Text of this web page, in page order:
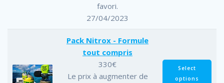
favori.
27/04/2023
Pack Nitrox - Formule
tout compris
330€
Le prix à augmenter de
Select
options